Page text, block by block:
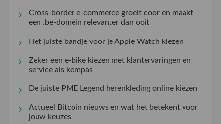
Cross-border e-commerce groeit door en maakt
een .be-domein relevanter dan ooit
Het juiste bandje voor je Apple Watch kiezen
Zeker een e-bike kiezen met klantervaringen en
service als kompas
De juiste PME Legend herenkleding online kiezen
Actueel Bitcoin nieuws en wat het betekent voor
jouw keuzes